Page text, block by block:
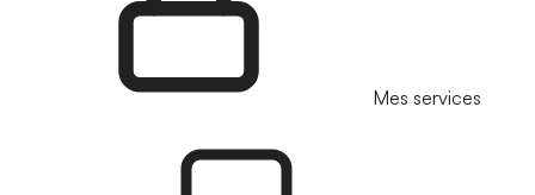
Mes services